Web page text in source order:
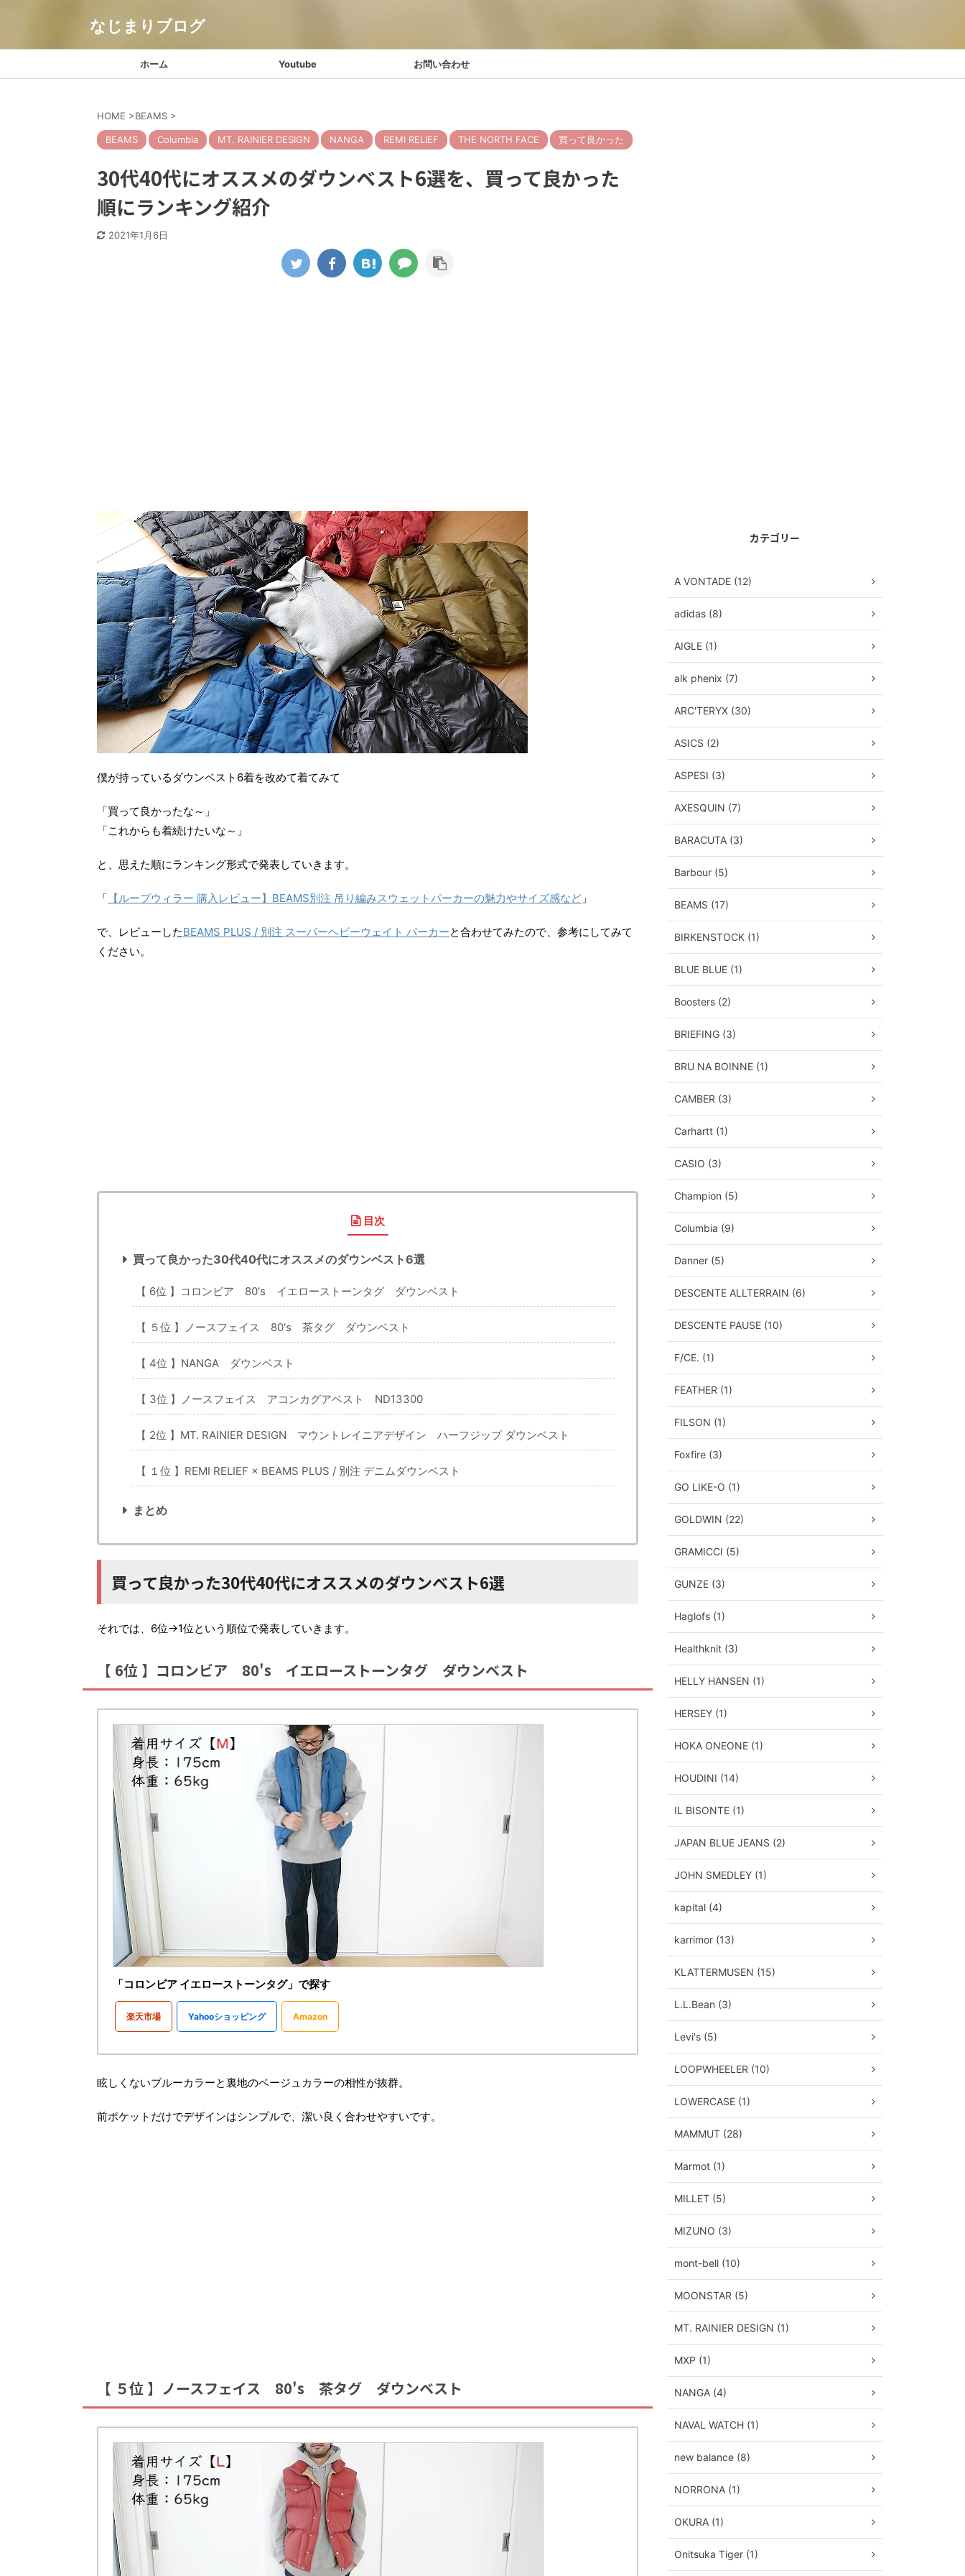
なじまりブログ
ホーム Youtube お問い合わせ
HOME >BEAMS >
BEAMS Columbia MT. RAINIER DESIGN NANGA REMI RELIEF THE NORTH FACE 買って良かった
30代40代にオススメのダウンベスト6選を、買って良かった
順にランキング紹介
2021年1月6日
僕が持っているダウンベスト6着を改めて着てみて
「買って良かったな～」
「これからも着続けたいな～」
と、思えた順にランキング形式で発表していきます。
「 【ループウィラー 購入レビュー】BEAMS別注 吊り編みスウェットパーカーの魅力やサイズ感など 」
で、レビューしたBEAMS PLUS / 別注 スーパーヘビーウェイト パーカーと合わせてみたので、参考にしてみて
ください。
目次
買って良かった30代40代にオススメのダウンベスト6選
【 6位 】コロンビア 80's イエローストーンタグ ダウンベスト
【 ５位 】ノースフェイス 80's 茶タグ ダウンベスト
【 4位 】NANGA ダウンベスト
【 3位 】ノースフェイス アコンカグアベスト ND13300
【 2位 】MT. RAINIER DESIGN マウントレイニアデザイン ハーフジップ ダウンベスト
【 １位 】REMI RELIEF × BEAMS PLUS / 別注 デニムダウンベスト
まとめ
買って良かった30代40代にオススメのダウンベスト6選
それでは、6位→1位という順位で発表していきます。
【 6位 】コロンビア 80's イエローストーンタグ ダウンベスト
「コロンビア イエローストーンタグ」で探す
楽天市場 Yahooショッピング Amazon
眩しくないブルーカラーと裏地のベージュカラーの相性が抜群。
前ポケットだけでデザインはシンプルで、潔い良く合わせやすいです。
【 ５位 】ノースフェイス 80's 茶タグ ダウンベスト
カテゴリー
A VONTADE (12)
adidas (8)
AIGLE (1)
alk phenix (7)
ARC'TERYX (30)
ASICS (2)
ASPESI (3)
AXESQUIN (7)
BARACUTA (3)
Barbour (5)
BEAMS (17)
BIRKENSTOCK (1)
BLUE BLUE (1)
Boosters (2)
BRIEFING (3)
BRU NA BOINNE (1)
CAMBER (3)
Carhartt (1)
CASIO (3)
Champion (5)
Columbia (9)
Danner (5)
DESCENTE ALLTERRAIN (6)
DESCENTE PAUSE (10)
F/CE. (1)
FEATHER (1)
FILSON (1)
Foxfire (3)
GO LIKE-O (1)
GOLDWIN (22)
GRAMICCI (5)
GUNZE (3)
Haglofs (1)
Healthknit (3)
HELLY HANSEN (1)
HERSEY (1)
HOKA ONEONE (1)
HOUDINI (14)
IL BISONTE (1)
JAPAN BLUE JEANS (2)
JOHN SMEDLEY (1)
kapital (4)
karrimor (13)
KLATTERMUSEN (15)
L.L.Bean (3)
Levi's (5)
LOOPWHEELER (10)
LOWERCASE (1)
MAMMUT (28)
Marmot (1)
MILLET (5)
MIZUNO (3)
mont-bell (10)
MOONSTAR (5)
MT. RAINIER DESIGN (1)
MXP (1)
NANGA (4)
NAVAL WATCH (1)
new balance (8)
NORRONA (1)
OKURA (1)
Onitsuka Tiger (1)